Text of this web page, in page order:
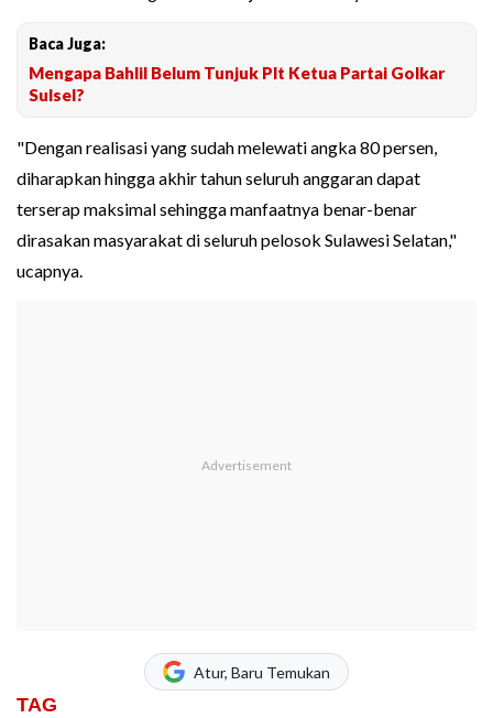
Baca Juga:
Mengapa Bahlil Belum Tunjuk Plt Ketua Partai Golkar
Sulsel?
"Dengan realisasi yang sudah melewati angka 80 persen,
diharapkan hingga akhir tahun seluruh anggaran dapat
terserap maksimal sehingga manfaatnya benar-benar
dirasakan masyarakat di seluruh pelosok Sulawesi Selatan,"
ucapnya.
Atur, Baru Temukan
TAG